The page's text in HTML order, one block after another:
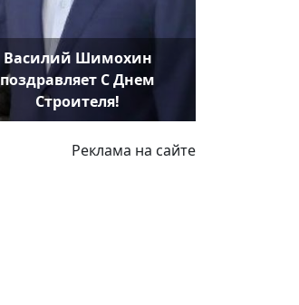
Василий Шимохин
поздравляет С Днем
Строителя!
Реклама на сайте